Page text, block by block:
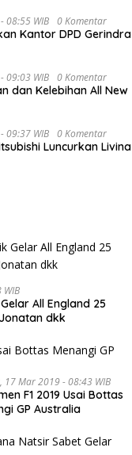
08:55 WIB 0 Komentar
Kantor DPD Gerindra
09:03 WIB 0 Komentar
dan Kelebihan All New
09:37 WIB 0 Komentar
Luncurkan Livina
All England 25
dkk
17 Mar 2019 - 08:43 WIB
F1 2019 Usai Bottas
GP Australia